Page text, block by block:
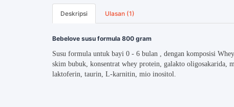
Deskripsi Ulasan (1)
Bebelove susu formula 800 gram
Susu formula untuk bayi 0 - 6 bulan , dengan komposisi
skim bubuk, konsentrat whey protein, galakto
laktoferin, taurin, L-karnitin, mio inositol.